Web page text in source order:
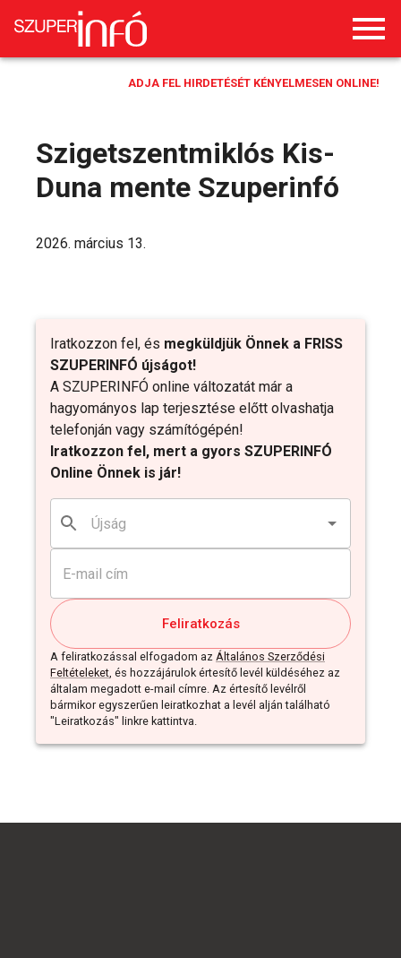
ADJA FEL HIRDETÉSÉT KÉNYELMESEN ONLINE!
Szigetszentmiklós Kis-
Duna mente Szuperinfó
Iratkozzon fel, és megküldjük Önnek a FRISS
SZUPERINFÓ újságot!
A SZUPERINFÓ online változatát már a
hagyományos lap terjesztése előtt olvashatja
telefonján vagy számítógépén!
Iratkozzon fel, mert a gyors SZUPERINFÓ
Online Önnek is jár!
Feliratkozás
A feliratkozással elfogadom az Általános Szerződési
Feltételeket, és hozzájárulok értesítő levél küldéséhez az
általam megadott e-mail címre. Az értesítő levélről
bármikor egyszerűen leiratkozhat a levél alján található
"Leiratkozás" linkre kattintva.
2026. március 13.